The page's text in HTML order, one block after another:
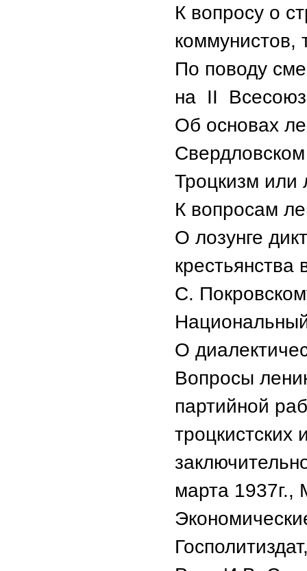
К вопросу о
коммунистов,
По поводу
на II
Об основах
Троцкизм или
К вопросам
О лозунге
крестьянства
С.
О
Вопросы
партийной
марта 1937г.,